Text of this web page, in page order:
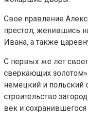
Свое правление
престол, женившись
Ивана, а также
С первых же лет
сверкающих
немецкий и польский
строительство
век и